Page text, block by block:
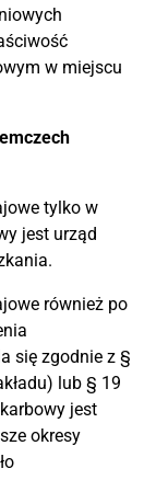
w miejscu
tylko w
jest urząd
również po
się zgodnie z §
lub § 19
jest
okresy